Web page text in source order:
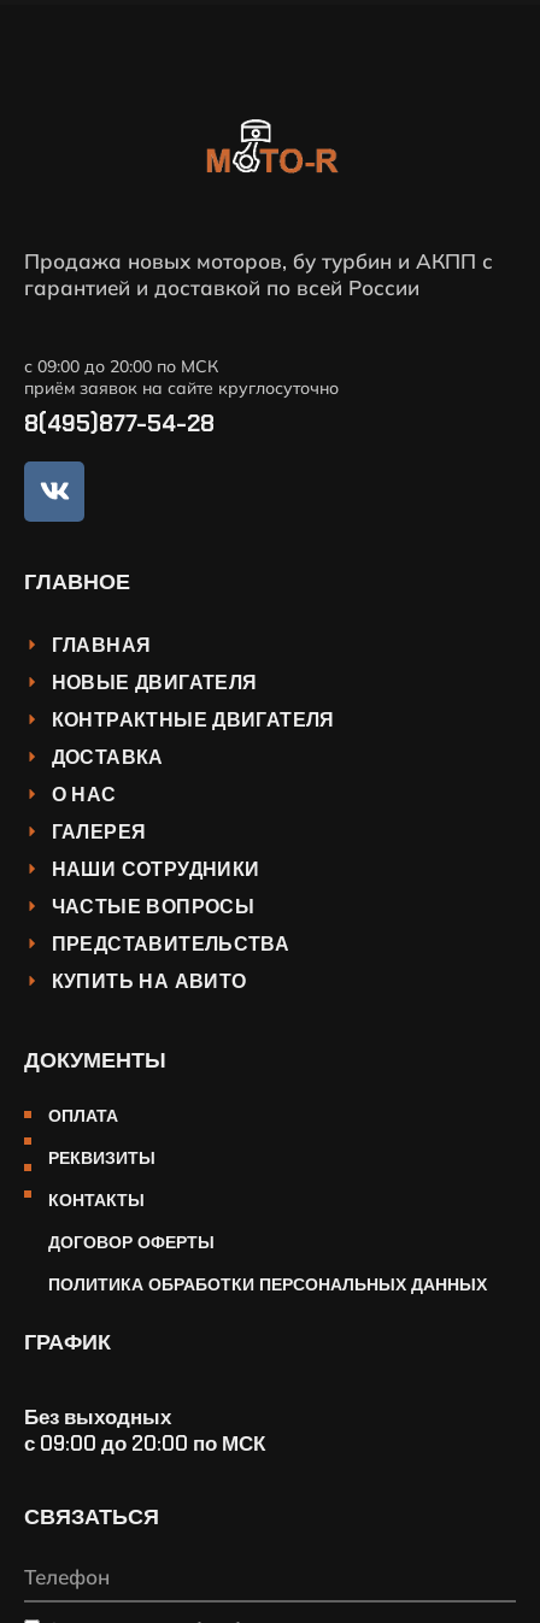
Продажа новых моторов, бу турбин и АКПП с
гарантией и доставкой по всей России
с 09:00 до 20:00 по МСК
приём заявок на сайте круглосуточно
8(495)877-54-28
ГЛАВНОЕ
ГЛАВНАЯ
НОВЫЕ ДВИГАТЕЛЯ
КОНТРАКТНЫЕ ДВИГАТЕЛЯ
ДОСТАВКА
О НАС
ГАЛЕРЕЯ
НАШИ СОТРУДНИКИ
ЧАСТЫЕ ВОПРОСЫ
ПРЕДСТАВИТЕЛЬСТВА
КУПИТЬ НА АВИТО
ДОКУМЕНТЫ
ОПЛАТА
РЕКВИЗИТЫ
КОНТАКТЫ
ДОГОВОР ОФЕРТЫ
ПОЛИТИКА ОБРАБОТКИ ПЕРСОНАЛЬНЫХ ДАННЫХ
ГРАФИК
Без выходных
с 09:00 до 20:00 по МСК
СВЯЗАТЬСЯ